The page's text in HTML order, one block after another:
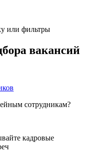
или фильтры
вакансий
сотрудникам?
кадровые